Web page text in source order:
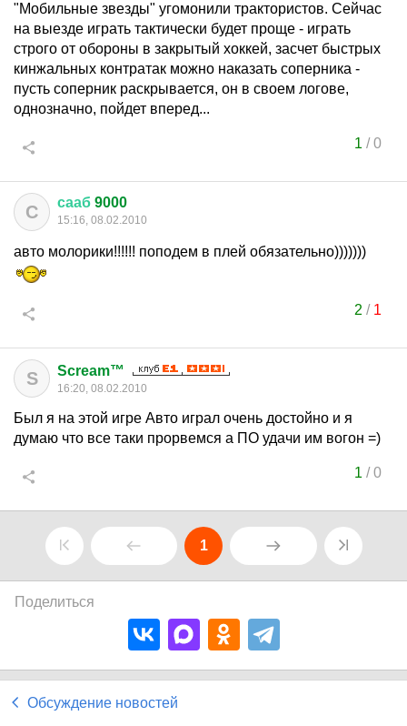
"Мобильные звезды" угомонили трактористов. Сейчас
на выезде играть тактически будет проще - играть
строго от обороны в закрытый хоккей, засчет быстрых
кинжальных контратак можно наказать соперника -
пусть соперник раскрывается, он в своем логове,
однозначно, пойдет вперед...
1 /0
С сааб 9000
15:16, 08.02.2010
авто молорики!!!!!! поподем в плей обязательно)))))))
2 / 1
S Scream™
16:20, 08.02.2010
Был я на этой игре Авто играл очень достойно и я
думаю что все таки прорвемся а ПО удачи им вогон =)
1 /0
1
Поделиться
Обсуждение новостей